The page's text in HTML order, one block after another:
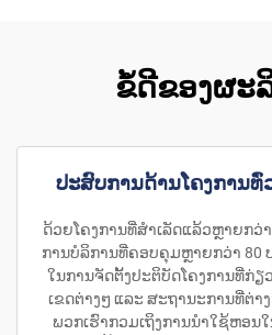
ຂໍ້ດີຂອງຜະ
ປະສົບການດ້ານໂຄງການ
ດ້ວຍໂຄງການທີ່ສຳເລັດແລ້ວຫຼາຍກວ່າ
ການບໍລິການທີ່ຄອບຄຸມຫຼາຍກວ່າ 80
ໃນການຈັດຕັ້ງປະຕິບັດໂຄງການທີ່ກ່
ເຂດຕ່າງໆ ແລະ ສະຖານະການທີ່ຕ່າ
ພວກເຮົາກວມເຖິງການນຳໃຊ້ຫອນ